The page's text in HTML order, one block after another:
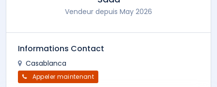
Vendeur depuis May 2026
Informations Contact
Casablanca
Appeler maintenant